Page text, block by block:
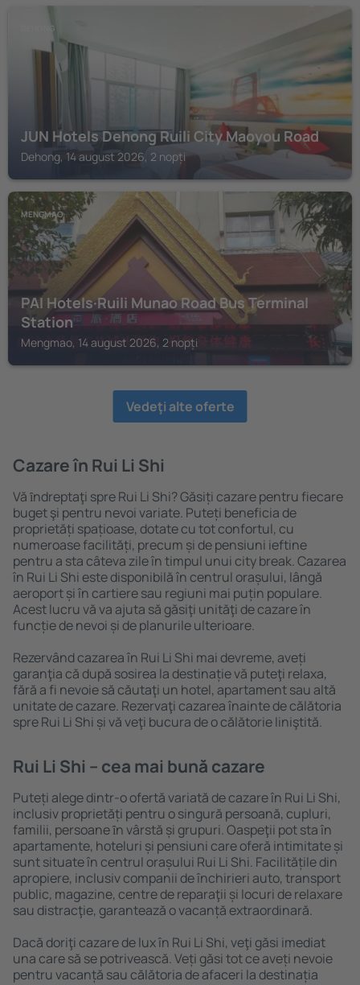
DEHONG
JUN Hotels Dehong Ruili City Maoyou Road
Dehong, 14 august 2026, 2 nopți
MENGMAO
PAI Hotels·Ruili Munao Road Bus Terminal
Station
Mengmao, 14 august 2026, 2 nopți
Vedeţi alte oferte
Cazare în Rui Li Shi
Vă ȋndreptaţi spre Rui Li Shi? Găsiți cazare pentru fiecare
buget şi pentru nevoi variate. Puteți beneficia de
proprietăți spațioase, dotate cu tot confortul, cu
numeroase facilități, precum și de pensiuni ieftine
pentru a sta câteva zile în timpul unui city break. Cazarea
în Rui Li Shi este disponibilă în centrul orașului, lângă
aeroport și în cartiere sau regiuni mai puțin populare.
Acest lucru vă va ajuta să găsiţi unităţi de cazare în
funcție de nevoi și de planurile ulterioare.
Rezervând cazarea în Rui Li Shi mai devreme, aveți
garanţia că după sosirea la destinație vă puteţi relaxa,
fără a fi nevoie să căutaţi un hotel, apartament sau altă
unitate de cazare. Rezervaţi cazarea înainte de călătoria
spre Rui Li Shi și vă veţi bucura de o călătorie liniştită.
Rui Li Shi – cea mai bună cazare
Puteți alege dintr-o ofertă variată de cazare în Rui Li Shi,
inclusiv proprietăți pentru o singură persoană, cupluri,
familii, persoane ȋn vârstă și grupuri. Oaspeţii pot sta în
apartamente, hoteluri și pensiuni care oferă intimitate și
sunt situate în centrul orașului Rui Li Shi. Facilitățile din
apropiere, inclusiv companii de închirieri auto, transport
public, magazine, centre de reparaţii și locuri de relaxare
sau distracţie, garantează o vacanță extraordinară.
Dacă doriţi cazare de lux în Rui Li Shi, veţi găsi imediat
una care să se potrivească. Veți găsi tot ce aveți nevoie
pentru vacanță sau călătoria de afaceri la destinația